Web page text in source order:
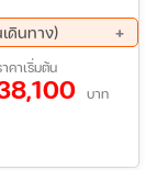
บริการขึ้น-ลง) -
บราณ
ทุ่งหินอ่อนสี
View) สู่เมือง
ดินทาง)
26 ต.ค. 69
- 22 ธ.ค. 69
าคาเริ่มต้น
บาท